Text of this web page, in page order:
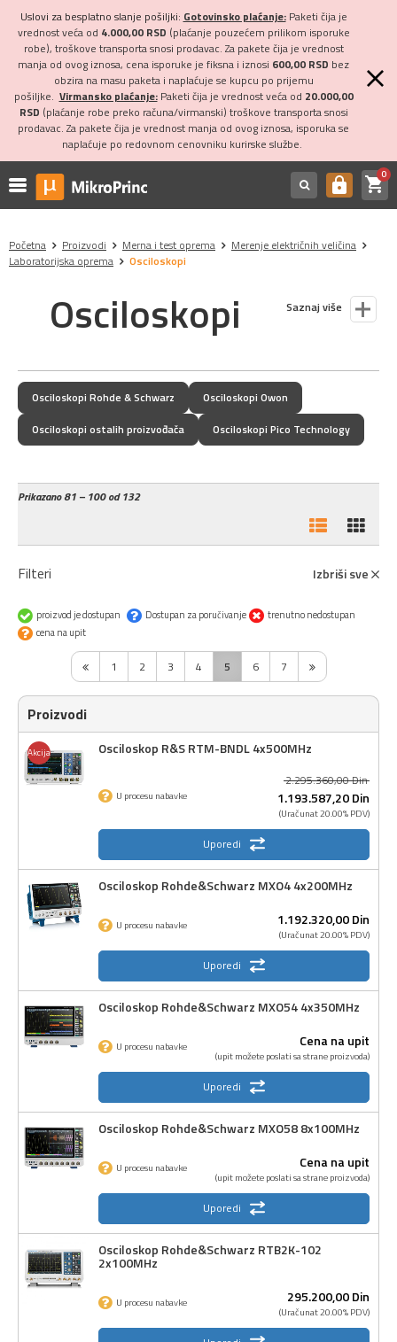
Uslovi za besplatno slanje pošiljki: Gotovinsko plaćanje:Paketi čija je
vrednost veća od 4.000,00 RSD (plaćanje pouzećem prilikom isporuke
robe), troškove transporta snosi prodavac. Za pakete čija je vrednost
manja od ovog iznosa, cena isporuke je fiksna i iznosi 600,00 RSD bez
obzira na masu paketa i naplaćuje se kupcu po prijemu
pošiljke. Virmansko plaćanje:Paketi čija je vrednost veća od 20.000,00
RSD (plaćanje robe preko računa/virmanski) troškove transporta snosi
prodavac. Za pakete čija je vrednost manja od ovog iznosa, isporuka se
naplaćuje po redovnom cenovniku kurirske službe.
https shopping_cart0
Početna Proizvodi Merna i test oprema
Merenje električnih veličina
Laboratorijska oprema
Osciloskopi
Osciloskopi Saznaj više
Osciloskopi Rohde & Schwarz
Osciloskopi Owon
Osciloskopi ostalih proizvođača
Osciloskopi Pico Technology
Prikazano81 – 100 od 132
Filteri Izbriši sve
proizvod je dostupan Dostupan za poručivanje
trenutno nedostupan
cena na upit
1 2 3 4 5 6 7
Proizvodi
Akcija Osciloskop R&S RTM-BNDL 4x500MHz
2.295.360,00Din
1.193.587,20Din
(Uračunat 20.00% PDV)
U procesu nabavke
Uporedi
Osciloskop Rohde&Schwarz MXO4 4x200MHz
1.192.320,00Din
(Uračunat 20.00% PDV)
U procesu nabavke
Uporedi
Osciloskop Rohde&Schwarz MXO54 4x350MHz
Cena na upit
(upit možete poslati sa strane proizvoda)
U procesu nabavke
Uporedi
Osciloskop Rohde&Schwarz MXO58 8x100MHz
Cena na upit
(upit možete poslati sa strane proizvoda)
U procesu nabavke
Uporedi
Osciloskop Rohde&Schwarz RTB2K-102
2x100MHz
295.200,00Din
(Uračunat 20.00% PDV)
U procesu nabavke